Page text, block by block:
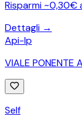
Risparmi ~0,30€
Dettagli →
Api-Ip
VIALE PONENTE
Self